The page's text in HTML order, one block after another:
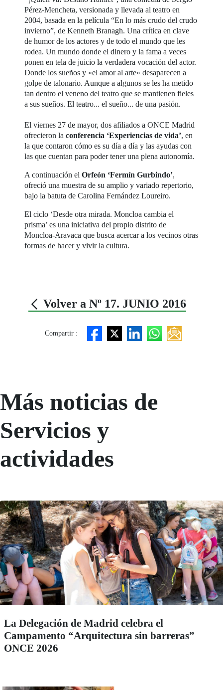
Pérez-Mencheta, versionada y llevada al teatro en
2004, basada en la película “En lo más crudo del crudo
invierno”, de Kenneth Branagh. Una crítica en clave
de humor de los actores y de todo el mundo que les
rodea. Un mundo donde el dinero y la fama a veces
ponen en tela de juicio la verdadera vocación del actor.
Donde los sueños y «el amor al arte» desaparecen a
golpe de talonario. Aunque a algunos se les ha metido
tan dentro el veneno del teatro que se mantienen fieles
a sus sueños. El teatro... el sueño... de una pasión.
El viernes 27 de mayor, dos afiliados a ONCE Madrid
ofrecieron laconferencia ‘Experiencias de vida’, en
la que contaron cómo es su día a día y las ayudas con
las que cuentan para poder tener una plena autonomía.
A continuación elOrfeón ‘Fermín Gurbindo’,
ofreció una muestra de su amplio y variado repertorio,
bajo la batuta de Carolina Fernández Loureiro.
El ciclo ‘Desde otra mirada. Moncloa cambia el
prisma’ es una iniciativa del propio distrito de
Moncloa-Aravaca que busca acercar a los vecinos otras
formas de hacer y vivir la cultura.
Volver a Nº 17. JUNIO 2016
Compartir :
Más noticias de
Servicios y
actividades
La Delegación de Madrid celebra el
Campamento “Arquitectura sin barreras”
ONCE 2026